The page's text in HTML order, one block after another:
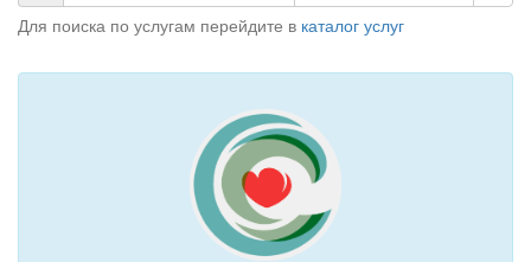
Для поиска по услугам перейдите в каталог услуг